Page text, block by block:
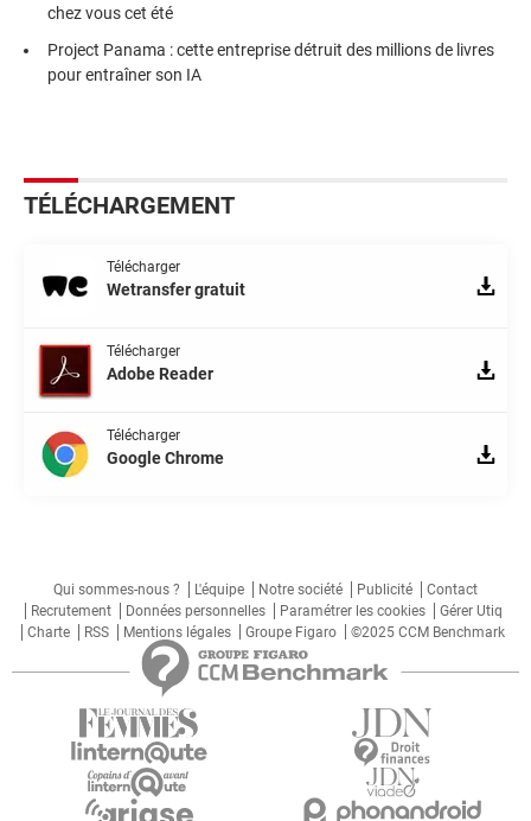
chez vous cet été
Project Panama : cette entreprise détruit des millions de livres
pour entraîner son IA
TÉLÉCHARGEMENT
Télécharger
Wetransfer gratuit
Télécharger
Adobe Reader
Télécharger
Google Chrome
Qui sommes-nous ? L'équipe Notre société Publicité
Contact
Recrutement
Données personnelles Paramétrer les cookies
Gérer Utiq
Charte
RSS Mentions légales Groupe Figaro ©2025 CCM Benchmark